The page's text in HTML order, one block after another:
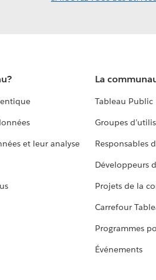
et leur analyse
La
Tableau Public
Groupes
Responsables
Développeurs
Projets de la
Carrefour
Programmes
Événements